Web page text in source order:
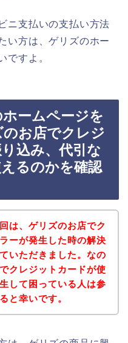
ニ支払いの支払い方法
い方は、ゲリズのホー
ですよ。
ホームページを
お店でクレジ
込み、代引な
るのかを確認
は、ゲリズのお店でク
ーが発生した時の解決
いただきました。なの
クレジットカードが使
して困っている人は参
と幸いです。